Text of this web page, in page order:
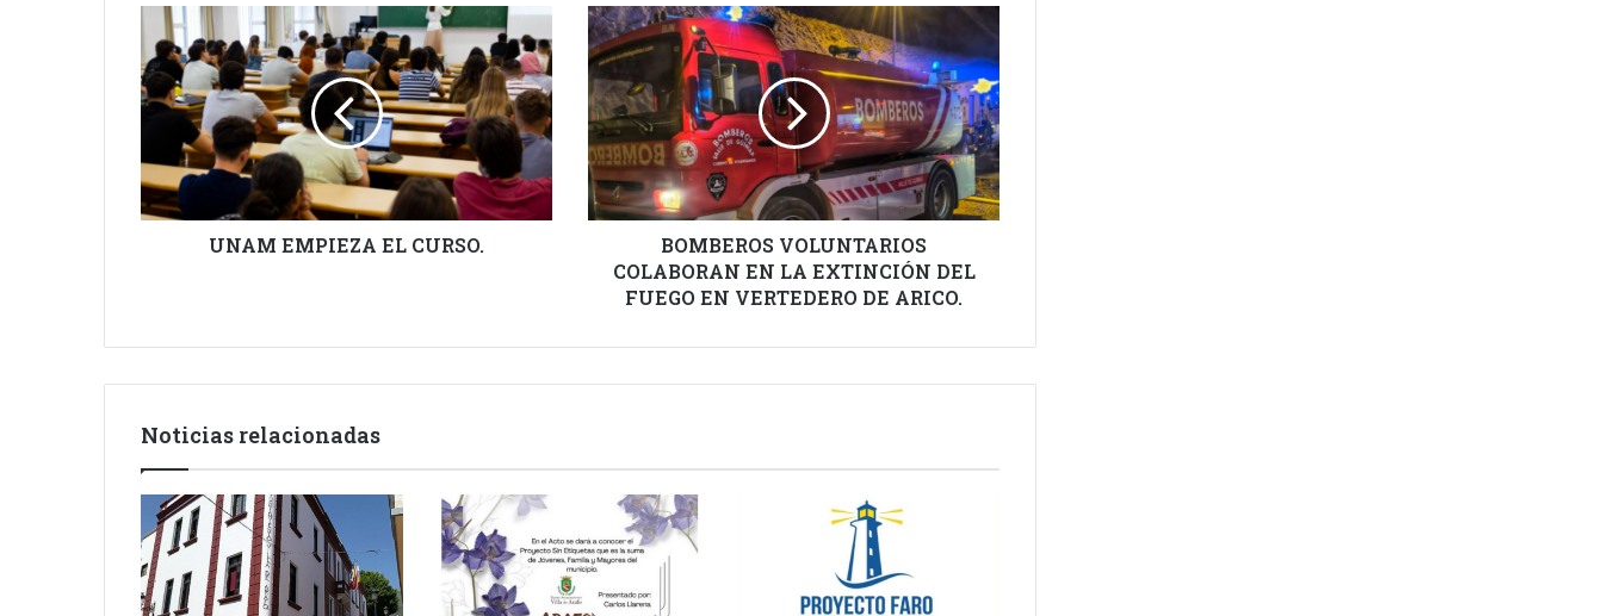
UNAM
EMPIEZA
EL
CURSO.
UNAM EMPIEZA EL CURSO.
BOMBEROS
VOLUNTARIOS
COLABORAN
EN
LA
EXTINCIÓN
DEL
FUEGO
EN
VERTEDERO
ARICO.
BOMBEROS VOLUNTARIOS
COLABORAN EN LA EXTINCIÓN DEL
FUEGO EN VERTEDERO DE ARICO.
Noticias relacionadas